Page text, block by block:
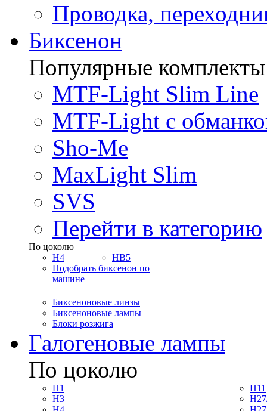
Проводка,
Биксенон
Популярные комплекты
MTF-Light Slim Line
MTF-Light с
Sho-Me
MaxLight Slim
SVS
Перейти в категорию
По цоколю
H4
HB5
Подобрать биксенон по
машине
Биксеноновые линзы
Биксеноновые лампы
Блоки розжига
Галогеновые лампы
По цоколю
H1
H3
H11